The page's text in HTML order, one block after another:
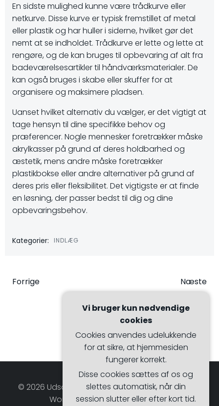
En sidste mulighed kunne være trådkurve eller
netkurve. Disse kurve er typisk fremstillet af metal
eller plastik og har huller i siderne, hvilket gør det
nemt at se indholdet. Trådkurve er lette og lette at
rengøre, og de kan bruges til opbevaring af alt fra
badeværelsesartikler til håndværksmaterialer. De
kan også bruges i skabe eller skuffer for at
organisere og maksimere pladsen.
Uanset hvilket alternativ du vælger, er det vigtigt at
tage hensyn til dine specifikke behov og
præferencer. Nogle mennesker foretrækker måske
akrylkasser på grund af deres holdbarhed og
æstetik, mens andre måske foretrækker
plastikbokse eller andre alternativer på grund af
deres pris eller fleksibilitet. Det vigtigste er at finde
en løsning, der passer bedst til dig og dine
opbevaringsbehov.
Kategorier: INDLÆG
Indlægsnavigation
Forrige Næste
© 2026 Udsalgsmagasinet. Bygget ved at bruge
WordPress og Hugo WP Theme .
Vi bruger kun nødvendige
cookies
Cookies anvendes udelukkende
for at sikre, at hjemmesiden
fungerer korrekt.
Disse cookies sættes af os og
slettes automatisk, når din
session slutter eller efter kort tid.